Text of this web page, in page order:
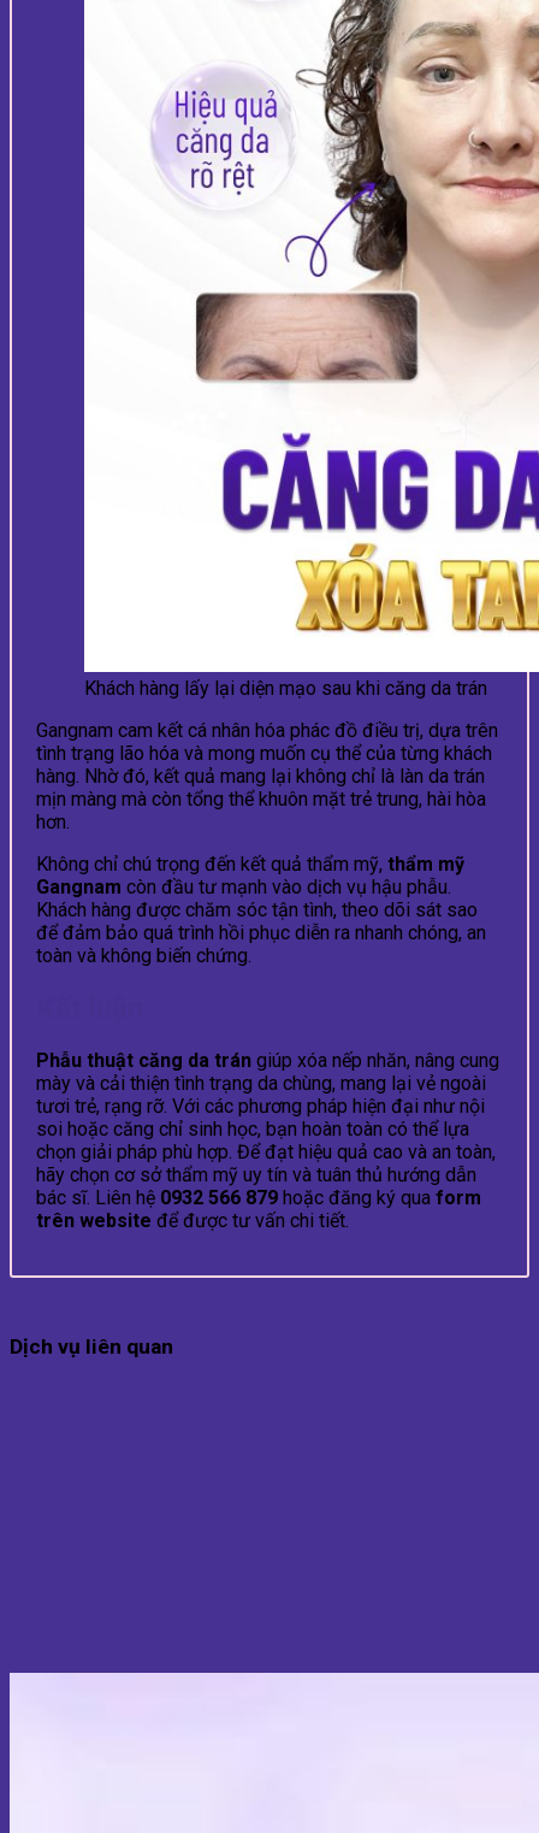
Khách hàng lấy lại diện mạo sau khi căng da trán
Gangnam cam kết cá nhân hóa phác đồ điều trị, dựa trên
tình trạng lão hóa và mong muốn cụ thể của từng khách
hàng. Nhờ đó, kết quả mang lại không chỉ là làn da trán
mịn màng mà còn tổng thể khuôn mặt trẻ trung, hài hòa
hơn.
Không chỉ chú trọng đến kết quả thẩm mỹ, thẩm mỹ
Gangnam còn đầu tư mạnh vào dịch vụ hậu phẫu.
Khách hàng được chăm sóc tận tình, theo dõi sát sao
để đảm bảo quá trình hồi phục diễn ra nhanh chóng, an
toàn và không biến chứng.
Phẫu thuật căng da trán giúp xóa nếp nhăn, nâng cung
mày và cải thiện tình trạng da chùng, mang lại vẻ ngoài
tươi trẻ, rạng rỡ. Với các phương pháp hiện đại như nội
soi hoặc căng chỉ sinh học, bạn hoàn toàn có thể lựa
chọn giải pháp phù hợp. Để đạt hiệu quả cao và an toàn,
hãy chọn cơ sở thẩm mỹ uy tín và tuân thủ hướng dẫn
bác sĩ. Liên hệ 0932 566 879 hoặc đăng ký qua form
trên website để được tư vấn chi tiết.
Dịch vụ liên quan